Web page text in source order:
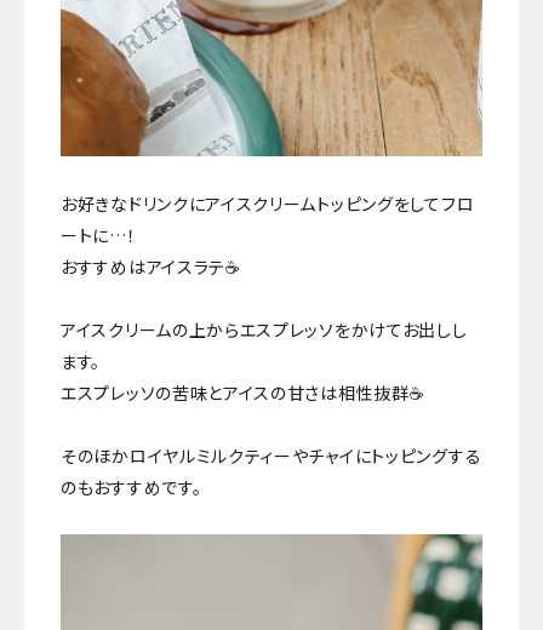
お好きなドリンクにアイスクリームトッピングをしてフロ
ートに…！
おすすめはアイスラテ☕️
アイスクリームの上からエスプレッソをかけてお出しし
ます。
エスプレッソの苦味とアイスの甘さは相性抜群☕️
そのほかロイヤルミルクティーやチャイにトッピングする
のもおすすめです。